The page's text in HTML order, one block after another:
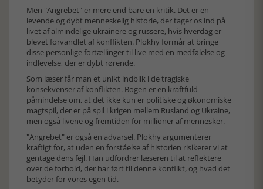
Men "Angrebet" er mere end bare en kritik. Det er en
levende og dybt menneskelig historie, der tager os ind på
livet af almindelige ukrainere og russere, hvis hverdag er
blevet forvandlet af konflikten. Plokhy formår at bringe
disse personlige fortællinger til live med en medfølelse og
indlevelse, der er dybt rørende.
Som læser får man et unikt indblik i de tragiske
konsekvenser af konflikten. Bogen er en kraftfuld
påmindelse om, at det ikke kun er politiske og økonomiske
magtspil, der er på spil i krigen mellem Rusland og Ukraine,
men også livene og fremtiden for millioner af mennesker.
"Angrebet" er også en advarsel. Plokhy argumenterer
kraftigt for, at uden en forståelse af historien risikerer vi at
gentage dens fejl. Han udfordrer læseren til at reflektere
over de forhold, der har ført til denne konflikt, og hvad det
betyder for vores egen tid.